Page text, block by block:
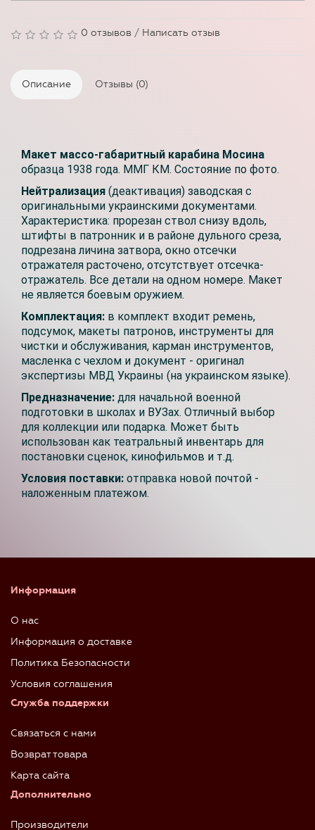
0 отзывов / Написать отзыв
Описание Отзывы (0)
Макет массо-габаритный карабина Мосина
образца 1938 года. ММГ КМ. Состояние по фото.
Нейтрализация (деактивация) заводская с
оригинальными украинскими документами.
Характеристика: прорезан ствол снизу вдоль,
штифты в патронник и в районе дульного среза,
подрезана личина затвора, окно отсечки
отражателя расточено, отсутствует отсечка-
отражатель. Все детали на одном номере. Макет
не является боевым оружием.
Комплектация: в комплект входит ремень,
подсумок, макеты патронов, инструменты для
чистки и обслуживания, карман инструментов,
масленка с чехлом и документ - оригинал
экспертизы МВД Украины (на украинском языке).
Предназначение: для начальной военной
подготовки в школах и ВУЗах. Отличный выбор
для коллекции или подарка. Может быть
использован как театральный инвентарь для
постановки сценок, кинофильмов и т.д.
Условия поставки: отправка новой почтой -
наложенным платежом.
Информация
О нас
Информация о доставке
Политика Безопасности
Условия соглашения
Служба поддержки
Связаться с нами
Возврат товара
Карта сайта
Дополнительно
Производители